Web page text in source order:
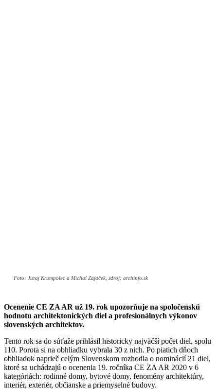
Foto: Juraj Krumpolec a Michal Zajaček, zdroj: archinfo.sk
Ocenenie CE ZA AR už 19. rok upozorňuje na spoločenskú
hodnotu architektonických diel a profesionálnych výkonov
slovenských architektov.
Tento rok sa do súťaže prihlásil historicky najväčší počet diel, spolu
110. Porota si na obhliadku vybrala 30 z nich. Po piatich dňoch
obhliadok naprieč celým Slovenskom rozhodla o nominácií 21 diel,
ktoré sa uchádzajú o ocenenia 19. ročníka CE ZA AR 2020 v 6
kategóriách: rodinné domy, bytové domy, fenomény architektúry,
interiér, exteriér, občianske a priemyselné budovy.